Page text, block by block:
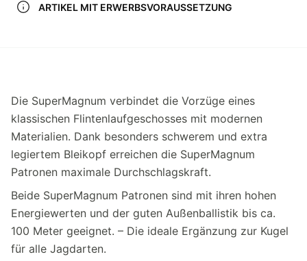
ARTIKEL MIT ERWERBSVORAUSSETZUNG
Die SuperMagnum verbindet die Vorzüge eines
klassischen Flintenlaufgeschosses mit modernen
Materialien. Dank besonders schwerem und extra
legiertem Bleikopf erreichen die SuperMagnum
Patronen maximale Durchschlagskraft.
Beide SuperMagnum Patronen sind mit ihren hohen
Energiewerten und der guten Außenballistik bis ca.
100 Meter geeignet. – Die ideale Ergänzung zur Kugel
für alle Jagdarten.